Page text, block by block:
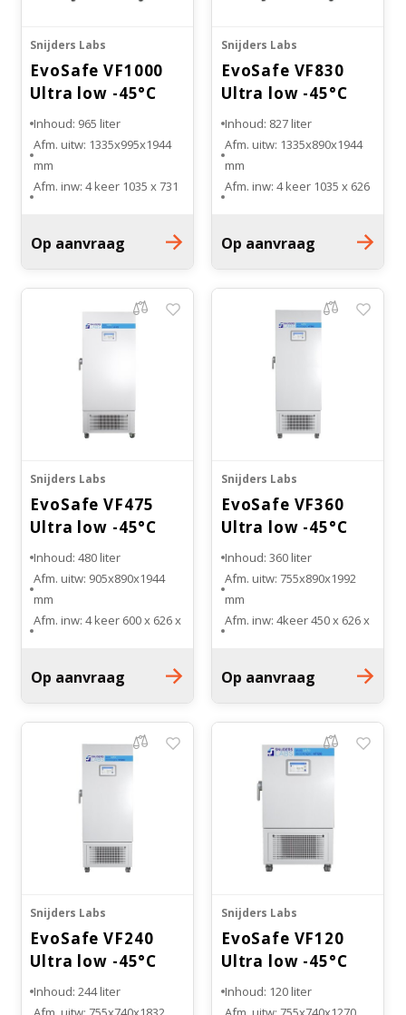
Snijders Labs
EvoSafe VF1000
Ultra low -45°C
vriezer
Inhoud: 965 liter
Afm. uitw: 1335x995x1944
mm
Afm. inw: 4 keer 1035 x 731
Koelsysteem: 1
compressor systeem
Op aanvraag
Snijders Labs
EvoSafe VF830
Ultra low -45°C
vriezer
Inhoud: 827 liter
Afm. uitw: 1335x890x1944
mm
Afm. inw: 4 keer 1035 x 626
Koelsysteem: 1
compressor systeem
Op aanvraag
Snijders Labs
EvoSafe VF475
Ultra low -45°C
vriezer
Inhoud: 480 liter
Afm. uitw: 905x890x1944
mm
Afm. inw: 4 keer 600 x 626 x
Koelsysteem: 1
compressor systeem
Op aanvraag
Snijders Labs
EvoSafe VF360
Ultra low -45°C
vriezer
Inhoud: 360 liter
Afm. uitw: 755x890x1992
mm
Afm. inw: 4keer 450 x 626 x
Koelsysteem: 1
compressor systeem
Op aanvraag
Snijders Labs
EvoSafe VF240
Ultra low -45°C
vriezer
Inhoud: 244 liter
Snijders Labs
EvoSafe VF120
Ultra low -45°C
vriezer
Inhoud: 120 liter